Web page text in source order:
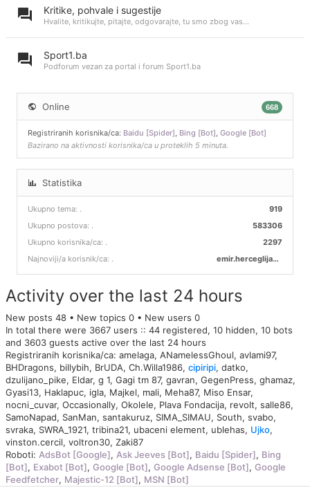
Kritike, pohvale i sugestije
Hvalite, kritikujte, pitajte, odgovarajte, tu smo zbog vas...
Sport1.ba
Podforum vezan za portal i forum Sport1.ba
Online 668
Registriranih korisnika/ca: Baidu [Spider], Bing [Bot], Google [Bot]
Bazirano na aktivnosti korisnika/ca u proteklih 5 minuta.
Statistika
Ukupno tema: 919
.
Ukupno postova:
583306
.
Ukupno korisnika/ca:
2297
.
Najnoviji/a korisnik/ca:
emir.herceglija00
.
Activity over the last 24 hours
New posts 48 • New topics 0 • New users 0
In total there were 3667 users :: 44 registered, 10 hidden, 10 bots
and 3603 guests active over the last 24 hours
Registriranih korisnika/ca: amelaga, ANamelessGhoul, avlami97,
BHDragons, billybih, BrUDA, Ch.Willa1986, cipiripi, datko,
dzulijano_pike, Eldar, g 1, Gagi tm 87, gavran, GegenPress, ghamaz,
Gyasi13, Haklapuc, igla, Majkel, mali, Meha87, Miso Ensar,
nocni_cuvar, Occasionally, Okolele, Plava Fondacija, revolt, salle86,
SamoNapad, SanMan, santakuruz, SIMA_SIMAU, South, svabo,
svraka, SWRA_1921, tribina21, ubaceni element, ublehas, Ujko,
vinston.cercil, voltron30, Zaki87
Roboti: AdsBot [Google], Ask Jeeves [Bot], Baidu [Spider], Bing
[Bot], Exabot [Bot], Google [Bot], Google Adsense [Bot], Google
Feedfetcher, Majestic-12 [Bot], MSN [Bot]